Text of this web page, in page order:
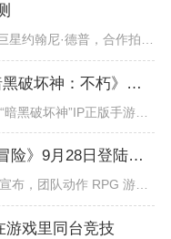
庇护之地CG燃爆公映《暗黑破坏神：不朽》今日全平台上线
虽迟但到，1500万国服玩家翘首以盼的“暗黑破坏神”IP正版手游《暗黑破坏神：不朽》已于今日全平台上线！动作RPG王者再...
《勇者斗恶龙：达尔的大冒险》9月28日登陆苹果谷歌应用商店
发行商 Square Enix 以及开发商 DeNa 宣布，团队动作 RPG 游戏《勇者斗恶龙：达尔的大冒险 魂之绊》将...
游戏里同台竞技